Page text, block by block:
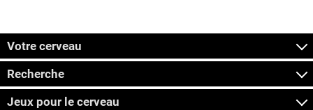
Votre cerveau
Recherche
Jeux pour le cerveau